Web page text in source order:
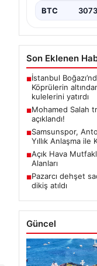
BTC
Son Eklenen
■İstanbul
Köprülerin
kulelerini yatırdı
■Mohamed Salah
açıklandı!
■Samsunspor,
Yıllık Anlaşma ile
■Açık Hava
Alanları
■Pazarcı dehşet
dikiş atıldı
Güncel